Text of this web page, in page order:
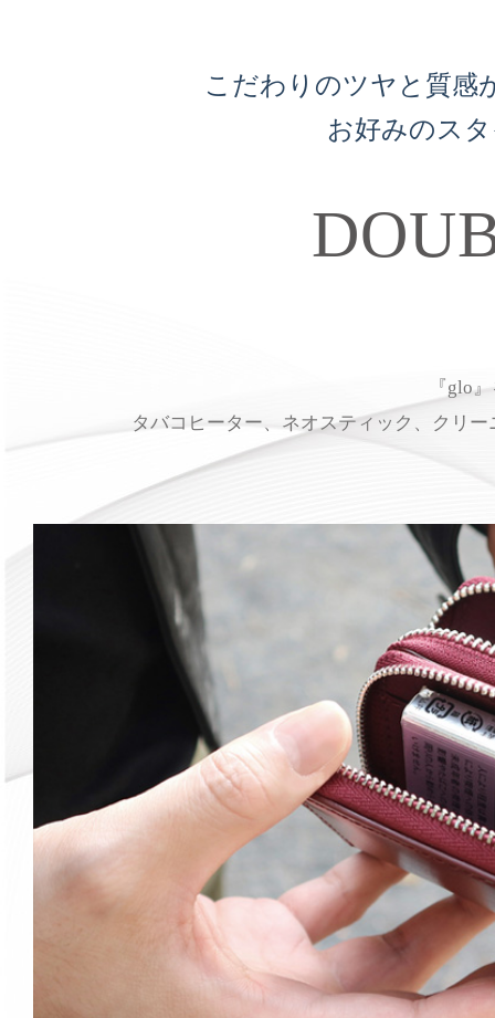
こだわりのツヤと質感
お好みのス
『glo
タバコヒーター、ネオスティック、クリ